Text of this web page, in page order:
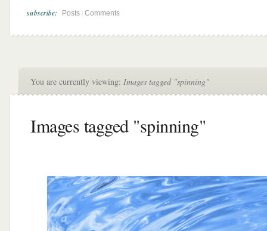
subscribe: Posts Comments
You are currently viewing: Images tagged "spinning"
Images tagged "spinning"